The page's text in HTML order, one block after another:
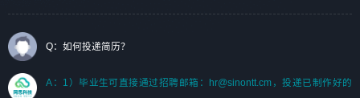
Q：如何投递简历？
A：1）毕业生可直接通过招聘邮箱：hr@sinontt.cm，投递已制作好的